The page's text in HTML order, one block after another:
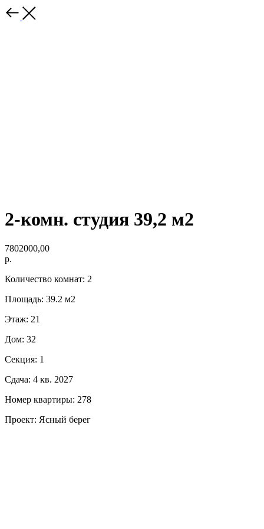
2-комн. студия 39,2 м2
7802000,00
р.
Количество комнат: 2
Площадь: 39.2 м2
Этаж: 21
Дом: 32
Секция: 1
Сдача: 4 кв. 2027
Номер квартиры: 278
Проект: Ясный берег